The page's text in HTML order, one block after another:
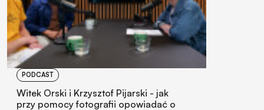
PODCAST
Witek Orski i Krzysztof Pijarski - jak
przy pomocy fotografii opowiadać o